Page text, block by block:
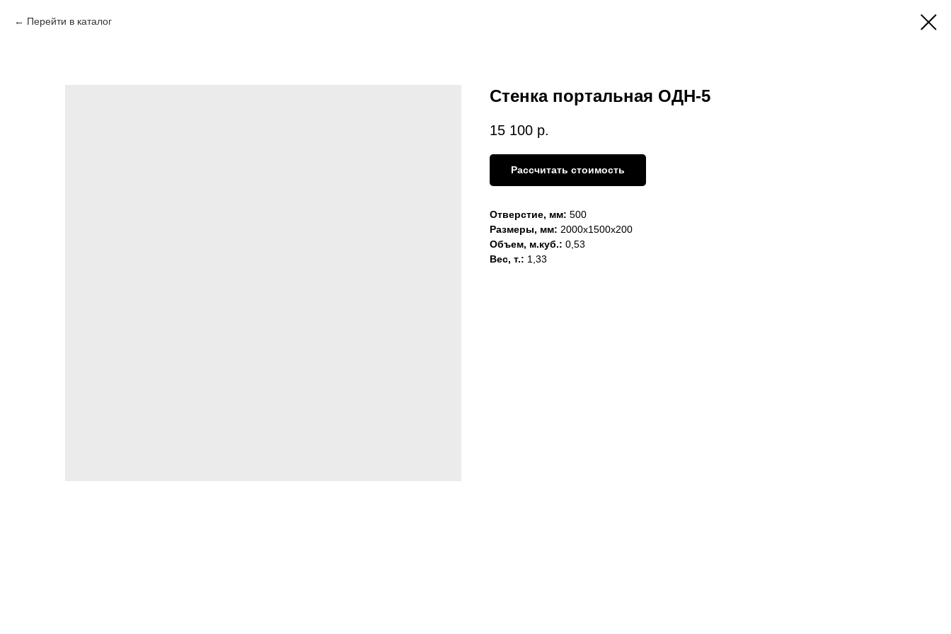
Перейти в каталог
Стенка портальная ОДН-5
15 100 р.
Рассчитать стоимость
Отверстие, мм: 500
Размеры, мм: 2000х1500х200
Объем, м.куб.: 0,53
Вес, т.: 1,33